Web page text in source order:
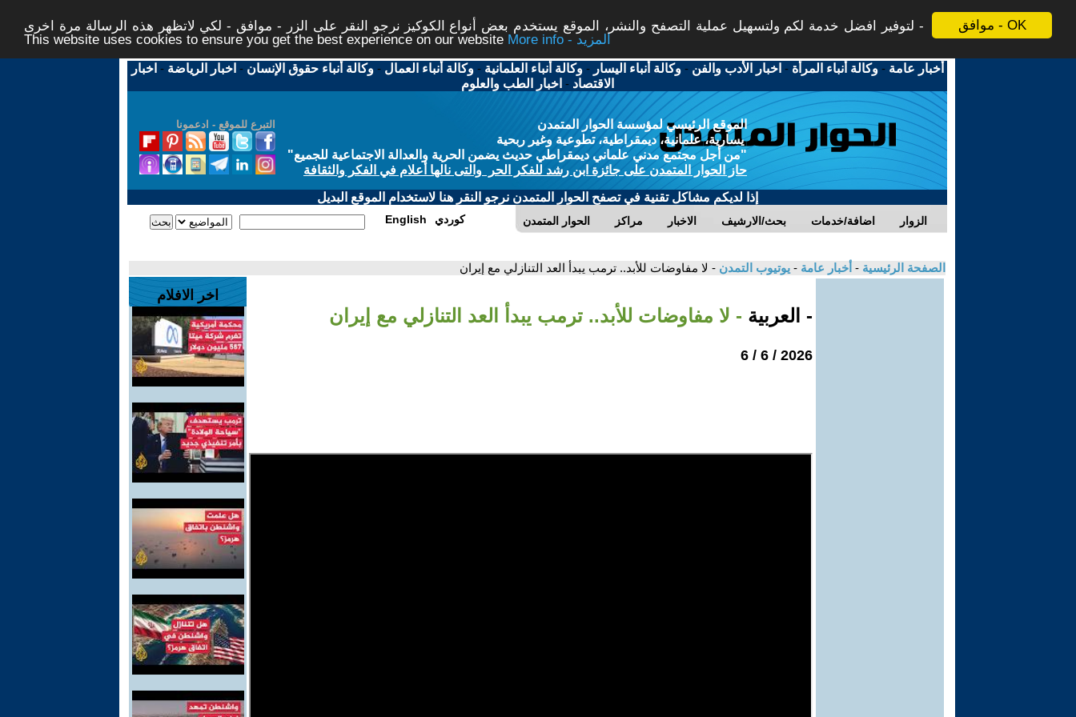
موافق - OK
لتوفير افضل خدمة لكم ولتسهيل عملية التصفح والنشر، الموقع يستخدم بعض أنواع الكوكيز نرجو النقر على الزر - موافق - لكي لاتظهر هذه الرسالة مرة اخرى -
This website uses cookies to ensure you get the best experience on our website
More info - المزيد
أخبار عامة -وكالة أنباء المرأة - اخبار الأدب والفن -وكالة أنباء اليسار -وكالة أنباء العلمانية -وكالة أنباء العمال -وكالة أنباء حقوق الإنسان - اخبار الرياضة - اخبار
الاقتصاد - اخبار الطب والعلوم
التبرع للموقع - ادعمونا
الموقع الرئيسي لمؤسسة الحوار المتمدن
يسارية، علمانية، ديمقراطية، تطوعية وغير ربحية
"من أجل مجتمع مدني علماني ديمقراطي حديث يضمن الحرية والعدالة الاجتماعية للجميع"
حاز الحوار المتمدن على جائزة ابن رشد للفكر الحر والتى نالها أعلام في الفكر والثقافة
إذا لديكم مشاكل تقنية في تصفح الحوار المتمدن نرجو النقر هنا لاستخدام الموقع البديل
الحوار المتمدن مراكز الاخبار بحث/الارشيف اضافة/خدمات الزوار English كوردي
الصفحة الرئيسية - أخبار عامة - يوتيوب التمدن - لا مفاوضات للأبد.. ترمب يبدأ العد التنازلي مع إيران
- العربية - لا مفاوضات للأبد.. ترمب يبدأ العد التنازلي مع إيران
2026 / 6 / 6
اخر الافلام